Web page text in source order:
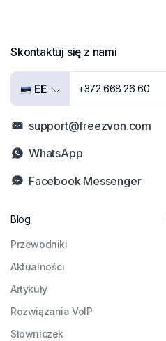
Skontaktuj się z nami
EE +372 668 26 60
support@freezvon.com
Facebook Messenger
WhatsApp
Blog
Przewodniki
Aktualności
Artykuły
Rozwiązania VoIP
Słowniczek